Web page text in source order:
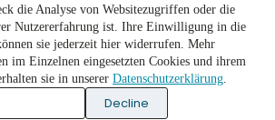
die Analyse von Websitezugriffen oder die
Nutzererfahrung ist. Ihre Einwilligung in die
sie jederzeit hier widerrufen. Mehr
im Einzelnen eingesetzten Cookies und ihrem
sie in unserer Datenschutzerklärung.
Decline